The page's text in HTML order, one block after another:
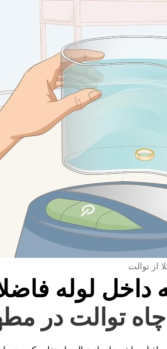
از توالت
داخل لوله
چاه توالت در